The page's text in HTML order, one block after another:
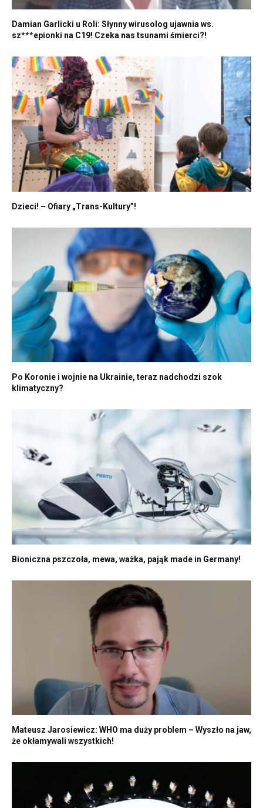
Damian Garlicki u Roli: Słynny wirusolog ujawnia ws.
sz***epionki na C19! Czeka nas tsunami śmierci?!
Dzieci! – Ofiary „Trans-Kultury”!
Po Koronie i wojnie na Ukrainie, teraz nadchodzi szok
klimatyczny?
Bioniczna pszczoła, mewa, ważka, pająk made in Germany!
Mateusz Jarosiewicz: WHO ma duży problem – Wyszło na jaw,
że okłamywali wszystkich!